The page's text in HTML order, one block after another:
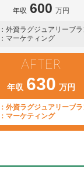
年収 600 万円
外資ラグジュアリーブラ
マーケティング
AFTER
年収 630 万円
外資ラグジュアリーブラ
マーケティング